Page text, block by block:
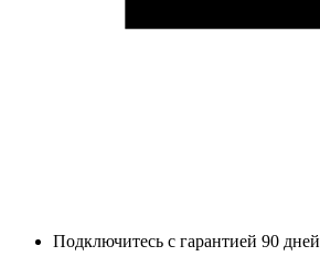
Подключитесь с гарантией 90 дней